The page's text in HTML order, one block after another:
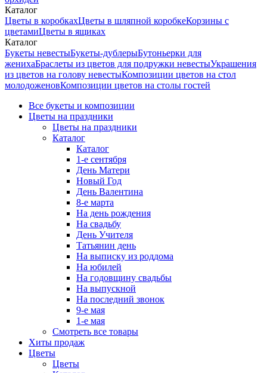
Каталог
Цветы в коробкахЦветы в шляпной коробкеКорзины с
цветамиЦветы в ящиках
Каталог
Букеты невестыБукеты-дублерыБутоньерки для
женихаБраслеты из цветов для подружки невестыУкрашения
из цветов на голову невестыКомпозиции цветов на стол
молодоженовКомпозиции цветов на столы гостей
Все букеты и композиции
Цветы на праздники
Цветы на праздники
Каталог
Каталог
1-е сентября
День Матери
Новый Год
День Валентина
8-е марта
На день рождения
На свадьбу
День Учителя
Татьянин день
На выписку из роддома
На юбилей
На годовщину свадьбы
На выпускной
На последний звонок
9-е мая
1-е мая
Смотреть все товары
Хиты продаж
Цветы
Цветы